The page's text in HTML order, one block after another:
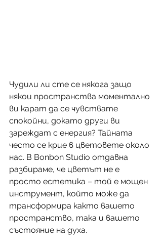
Чудили ли сте се някога защо
някои пространства моментално
ви карат да се чувствате
спокойни, докато други ви
зареждат с енергия? Тайната
често се крие в цветовете около
нас. В Bonbon Studio отдавна
разбираме, че цветът не е
просто естетика – той е мощен
инструмент, който може да
трансформира както вашето
пространство, така и вашето
състояние на духа.